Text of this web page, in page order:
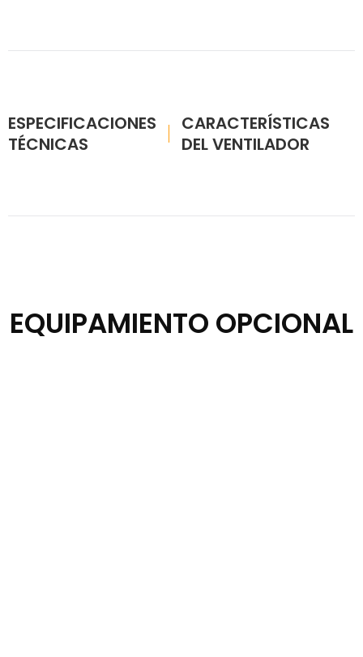
ESPECIFICACIONES
TÉCNICAS
CARACTERÍSTICAS
DEL VENTILADOR
EQUIPAMIENTO OPCIONAL